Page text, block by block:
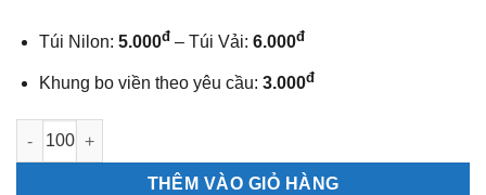
Túi Nilon: 5.000đ – Túi Vải: 6.000đ
Khung bo viền theo yêu cầu: 3.000đ
Lịch gập laminate Chữ Lộc số lượng
THÊM VÀO GIỎ HÀNG